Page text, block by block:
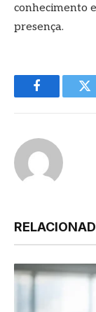
conhecimento
presença.
Facebook